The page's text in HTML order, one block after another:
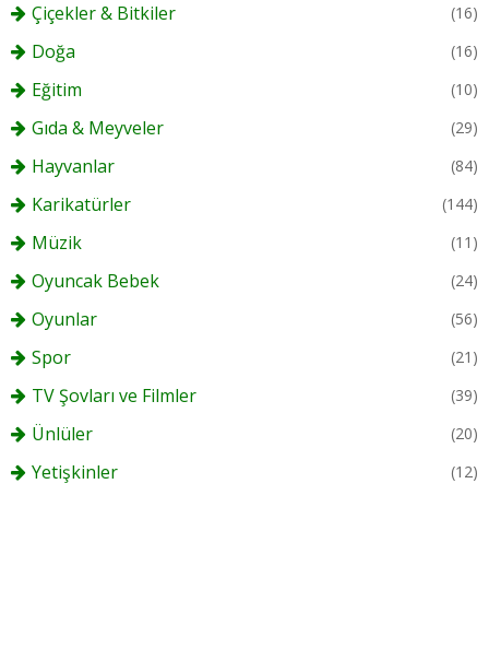
Çiçekler & Bitkiler (16)
Doğa (16)
Eğitim (10)
Gıda & Meyveler (29)
Hayvanlar (84)
Karikatürler (144)
Müzik (11)
Oyuncak Bebek (24)
Oyunlar (56)
Spor (21)
TV Şovları ve Filmler (39)
Ünlüler (20)
Yetişkinler (12)